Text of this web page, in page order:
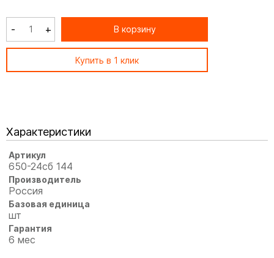
- + В корзину
Купить в 1 клик
Характеристики
Артикул
650-24сб 144
Производитель
Россия
Базовая единица
шт
Гарантия
6 мес